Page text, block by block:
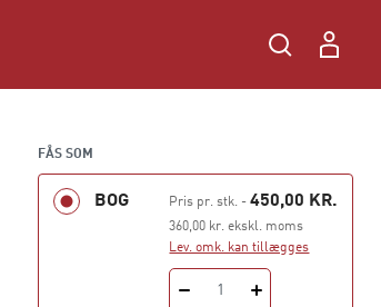
FÅS SOM
BOG Pris pr. stk. -450,00 KR.
360,00 kr. ekskl. moms
Lev. omk. kan tillægges
1